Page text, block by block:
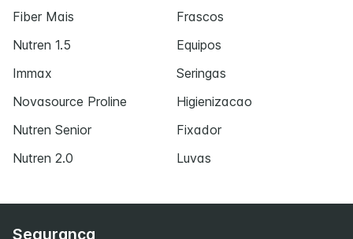
Fiber Mais
Nutren 1.5
Immax
Novasource Proline
Nutren Senior
Nutren 2.0
Frascos
Equipos
Seringas
Higienizacao
Fixador
Luvas
Segurança